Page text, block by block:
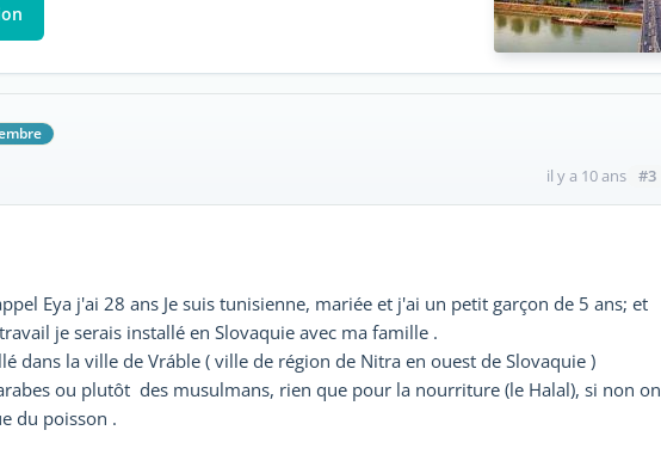
il y a 10 ans #3
Eya j'ai 28 ans Je suis tunisienne, mariée et j'ai un petit garçon de 5 ans; et
je serais installé en Slovaquie avec ma famille .
dans la ville de Vráble ( ville de région de Nitra en ouest de Slovaquie )
ou plutôt des musulmans, rien que pour la nourriture (le Halal), si non on
du poisson .